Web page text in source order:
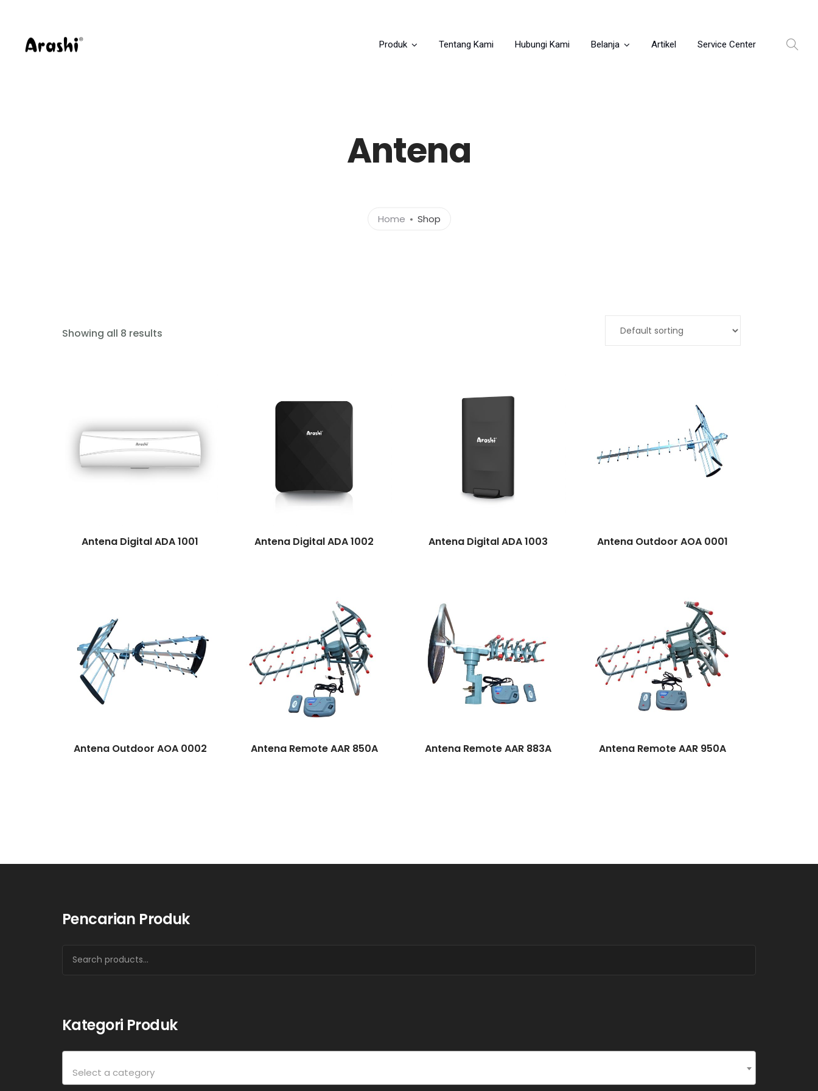
Produk Tentang Kami Hubungi Kami Belanja Artikel Service Center
Antena
Home Shop
Showing all 8 results
Antena Digital ADA 1001 Antena Digital ADA 1002 Antena Digital ADA 1003 Antena Outdoor AOA 0001
Antena Outdoor AOA 0002 Antena Remote AAR 850A Antena Remote AAR 883A Antena Remote AAR 950A
Pencarian Produk
Kategori Produk
Select a category